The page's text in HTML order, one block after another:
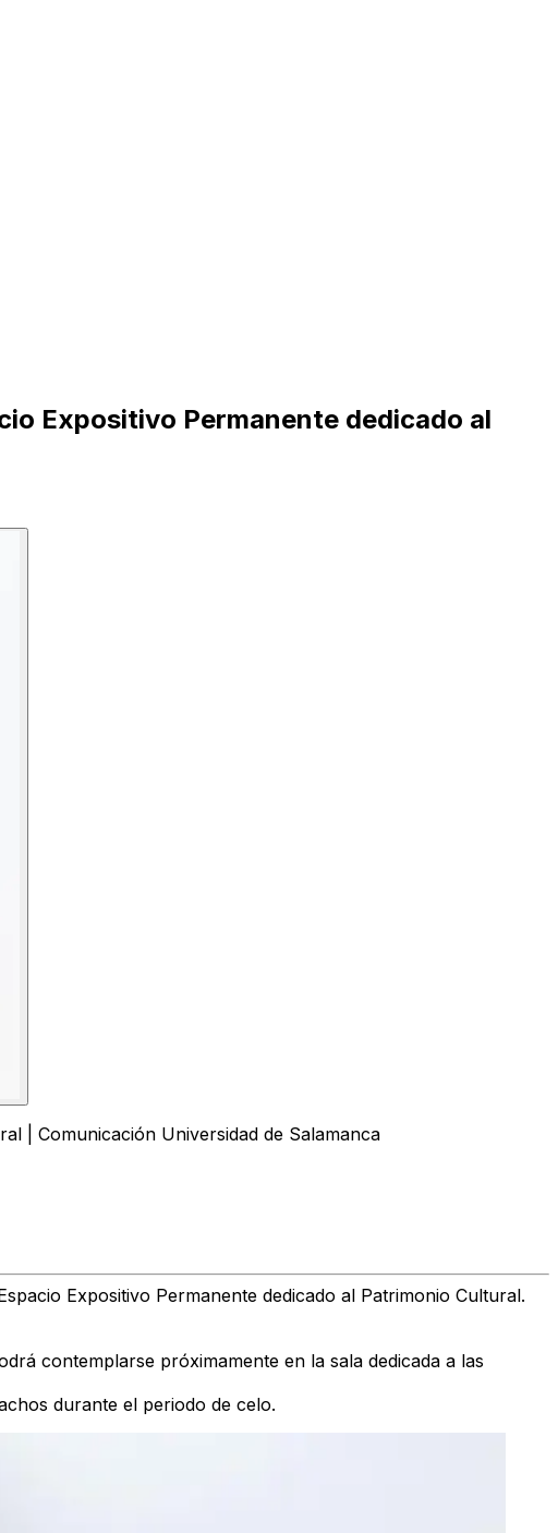
Expositivo Permanente dedicado al
| Comunicación Universidad de Salamanca
Expositivo Permanente dedicado al Patrimonio Cultural.
contemplarse próximamente en la sala dedicada a las
durante el periodo de celo.